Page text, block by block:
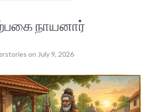
நாயனார்
on July 9, 2026